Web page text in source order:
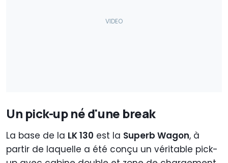
Un pick-up né d'une break
La base de la LK 130 est la Superb Wagon, à
partir de laquelle a été conçu un véritable pick-